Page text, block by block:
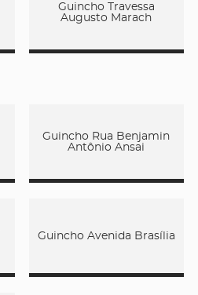
Guincho Travessa
Augusto Marach
Guincho Rua Benjamin
Antônio Ansai
Guincho Avenida Brasília